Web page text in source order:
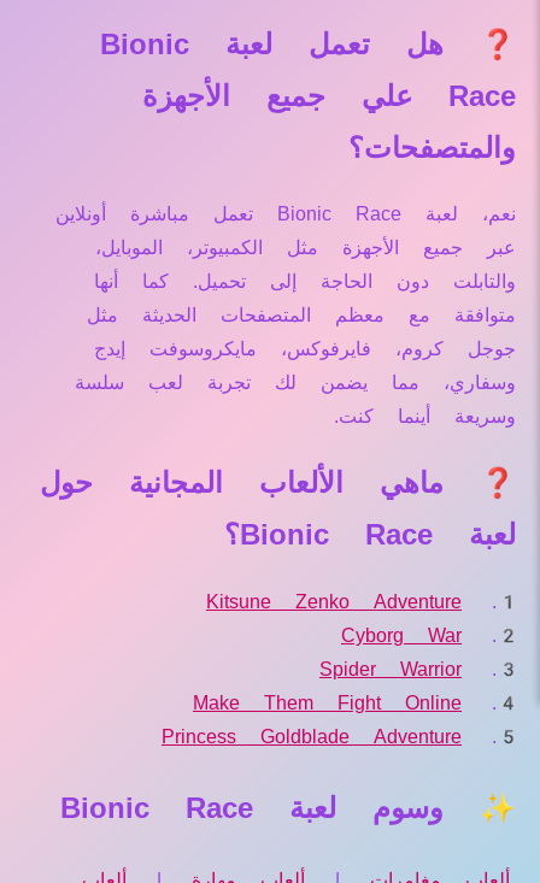
❓ هل تعمل لعبة Bionic
Race علي جميع الأجهزة
والمتصفحات؟
نعم، لعبة Bionic Race تعمل مباشرة أونلاين
عبر جميع الأجهزة مثل الكمبيوتر، الموبايل،
والتابلت دون الحاجة إلى تحميل. كما أنها
متوافقة مع معظم المتصفحات الحديثة مثل
جوجل كروم، فايرفوكس، مايكروسوفت إيدج
وسفاري، مما يضمن لك تجربة لعب سلسة
وسريعة أينما كنت.
❓ ماهي الألعاب المجانية حول
لعبة Bionic Race؟
Kitsune Zenko Adventure
Cyborg War
Spider Warrior
Make Them Fight Online
Princess Goldblade Adventure
✨ وسوم لعبة Bionic Race